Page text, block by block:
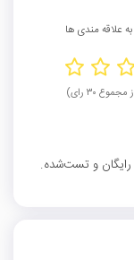
علاقه مندی ها
رایگان و تست‌شده.